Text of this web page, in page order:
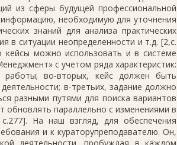
из сферы будущей профессиональной
необходимую для уточнения
знаний для анализа практических
в ситуации неопределенности и т.д. [2,с.
можно использовать и в системе
с учетом ряда характеристик:
работы; во-вторых, кейс должен быть
в-третьих, задание должно
разными путями для поиска вариантов
обновлять параллельно с изменениями в
На наш взгляд, для обеспечения
и к кураторупреподавателю. Он,